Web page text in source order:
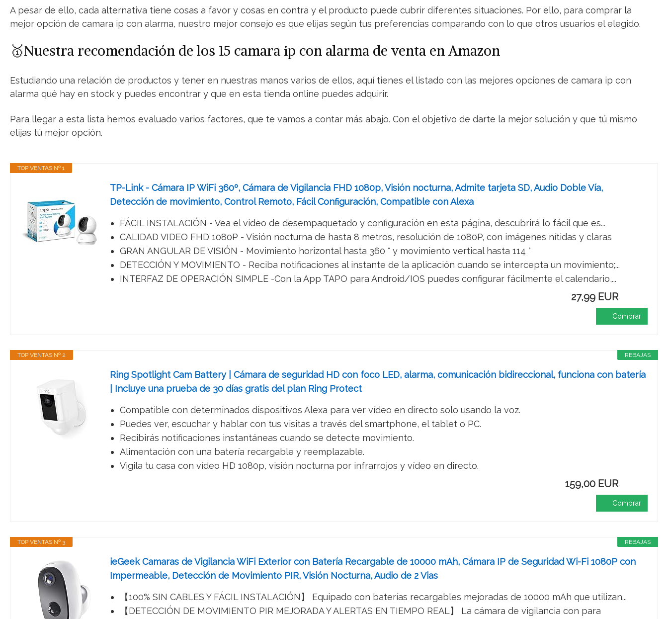
A pesar de ello, cada alternativa tiene cosas a favor y cosas en contra y el producto puede cubrir diferentes situaciones. Por ello, para comprar la
mejor opción de camara ip con alarma, nuestro mejor consejo es que elijas según tus preferencias comparando con lo que otros usuarios el elegido.
🥇Nuestra recomendación de los 15 camara ip con alarma de venta en Amazon
Estudiando una relación de productos y tener en nuestras manos varios de ellos, aquí tienes el listado con las mejores opciones de camara ip con
alarma qué hay en stock y puedes encontrar y que en esta tienda online puedes adquirir.
Para llegar a esta lista hemos evaluado varios factores, que te vamos a contar más abajo. Con el objetivo de darte la mejor solución y que tú mismo
elijas tú mejor opción.
TOP VENTAS Nº 1
TP-Link - Cámara IP WiFi 360º, Cámara de Vigilancia FHD 1080p, Visión nocturna, Admite tarjeta SD, Audio Doble Vía,
Detección de movimiento, Control Remoto, Fácil Configuración, Compatible con Alexa
FÁCIL INSTALACIÓN - Vea el video de desempaquetado y configuración en esta página, descubrirá lo fácil que es...
CALIDAD VIDEO FHD 1080P - Visión nocturna de hasta 8 metros, resolución de 1080P, con imágenes nítidas y claras
GRAN ANGULAR DE VISIÓN - Movimiento horizontal hasta 360 ° y movimiento vertical hasta 114 °
DETECCIÓN Y MOVIMIENTO - Reciba notificaciones al instante de la aplicación cuando se intercepta un movimiento;...
INTERFAZ DE OPERACIÓN SIMPLE -Con la App TAPO para Android/IOS puedes configurar fácilmente el calendario,...
27,99 EUR
Comprar
REBAJAS
TOP VENTAS Nº 2
Ring Spotlight Cam Battery | Cámara de seguridad HD con foco LED, alarma, comunicación bidireccional, funciona con batería
| Incluye una prueba de 30 días gratis del plan Ring Protect
Compatible con determinados dispositivos Alexa para ver vídeo en directo solo usando la voz.
Puedes ver, escuchar y hablar con tus visitas a través del smartphone, el tablet o PC.
Recibirás notificaciones instantáneas cuando se detecte movimiento.
Alimentación con una batería recargable y reemplazable.
Vigila tu casa con vídeo HD 1080p, visión nocturna por infrarrojos y vídeo en directo.
159,00 EUR
Comprar
REBAJAS
TOP VENTAS Nº 3
ieGeek Camaras de Vigilancia WiFi Exterior con Batería Recargable de 10000 mAh, Cámara IP de Seguridad Wi-Fi 1080P con
Impermeable, Detección de Movimiento PIR, Visión Nocturna, Audio de 2 Vias
【100% SIN CABLES Y FÁCIL INSTALACIÓN】 Equipado con baterías recargables mejoradas de 10000 mAh que utilizan...
【DETECCIÓN DE MOVIMIENTO PIR MEJORADA Y ALERTAS EN TIEMPO REAL】 La cámara de vigilancia con para